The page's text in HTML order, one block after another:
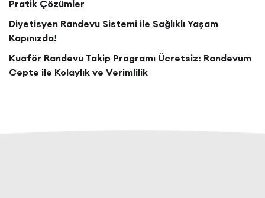
Pratik Çözümler
Diyetisyen Randevu Sistemi ile Sağlıklı Yaşam
Kapınızda!
Kuaför Randevu Takip Programı Ücretsiz: Randevum
Cepte ile Kolaylık ve Verimlilik